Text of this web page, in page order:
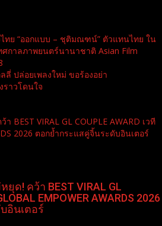
ทย “ออกแบบ – ชุติมณฑน์” ตัวแทนไทย ใน
กาลภาพยนตร์นานาชาติ Asian Film
ปล่อยเพลงใหม่ ขอร้องอย่า
ราวโดนใจ
BEST VIRAL GL COUPLE AWARD เวที
2026 ตอกย้ำกระแสคู่จิ้นระดับอินเตอร์
ด! คว้า BEST VIRAL GL
EMPOWER AWARDS 2026
อินเตอร์